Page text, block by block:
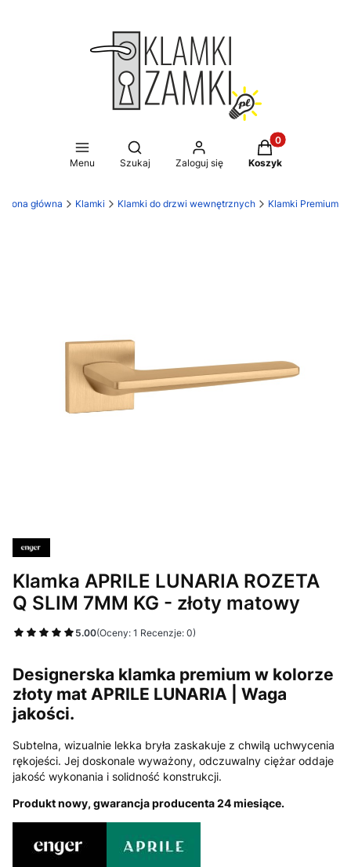
Menu
Otwórz wyszukiwarkę
Szukaj Zaloguj się
Produkty w
Koszyk
Strona główna Klamki Klamki do drzwi wewnętrznych Klamki Premium
Klamka APRILE LUNARIA ROZETA
Q SLIM 7MM KG - złoty matowy
5.00(Oceny: 1 Recenzje: 0)
Designerska klamka premium w kolorze
złoty mat APRILE LUNARIA | Waga
jakości.
Subtelna, wizualnie lekka bryła zaskakuje z chwilą uchwycenia
rękojeści. Jej doskonale wyważony, odczuwalny ciężar oddaje
jakość wykonania i solidność konstrukcji.
Produkt nowy, gwarancja producenta 24 miesiące.